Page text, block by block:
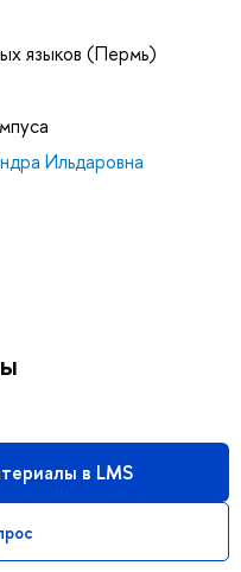
языков (Пермь)
Ильдаровна
в LMS